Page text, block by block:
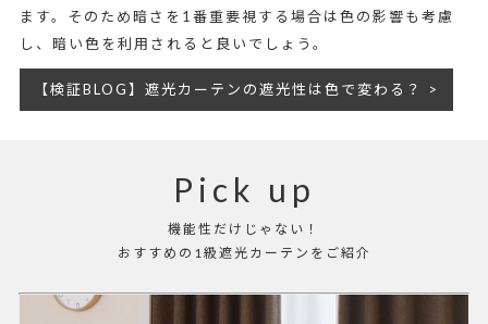
ます。そのため暗さを1番重要視する場合は色の影響も考慮
し、暗い色を利用されると良いでしょう。
【検証BLOG】遮光カーテンの遮光性は色で変わる？ >
Pick up
機能性だけじゃない！
おすすめの1級遮光カーテンをご紹介